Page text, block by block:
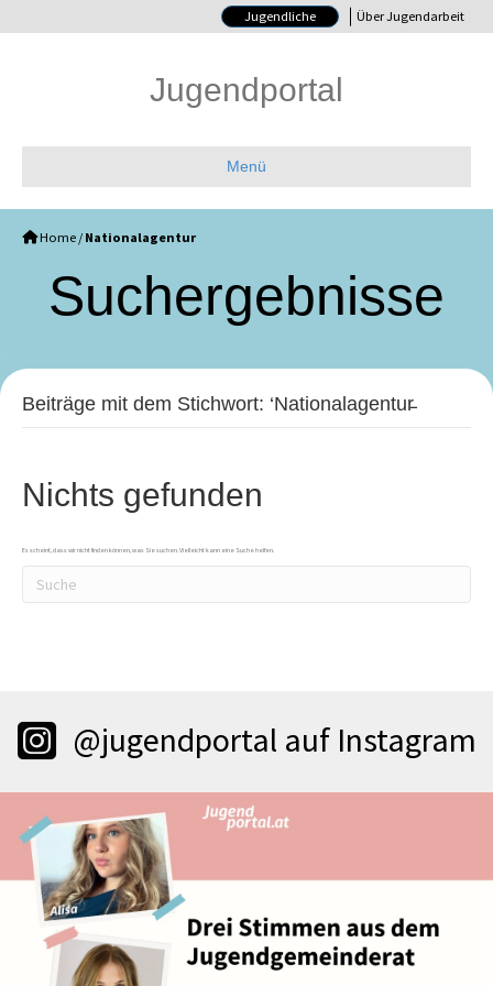
Jugendliche Über Jugendarbeit
Jugendportal
Menü
Home / Nationalagentur
Such­ergebnisse
Beiträge mit dem Stichwort: ‘Nationalagentur̵
Nichts gefunden
Es scheint, dass wir nicht finden können, was Sie suchen. Vielleicht kann eine Suche helfen.
@jugendportal auf Instagram